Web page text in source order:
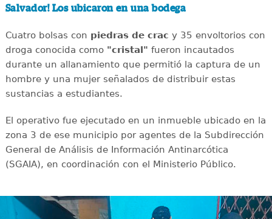
Salvador! Los ubicaron en una bodega
Cuatro bolsas con piedras de crac y 35 envoltorios con
droga conocida como "cristal" fueron incautados
durante un allanamiento que permitió la captura de un
hombre y una mujer señalados de distribuir estas
sustancias a estudiantes.
El operativo fue ejecutado en un inmueble ubicado en la
zona 3 de ese municipio por agentes de la Subdirección
General de Análisis de Información Antinarcótica
(SGAIA), en coordinación con el Ministerio Público.